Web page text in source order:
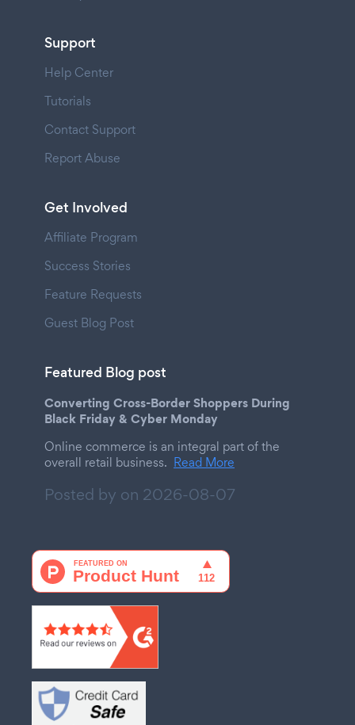
Support
Help Center
Tutorials
Contact Support
Report Abuse
Get Involved
Affiliate Program
Success Stories
Feature Requests
Guest Blog Post
Featured Blog post
Converting Cross-Border Shoppers During
Black Friday & Cyber Monday
Online commerce is an integral part of the
overall retail business. Read More
Posted by on 2026-08-07